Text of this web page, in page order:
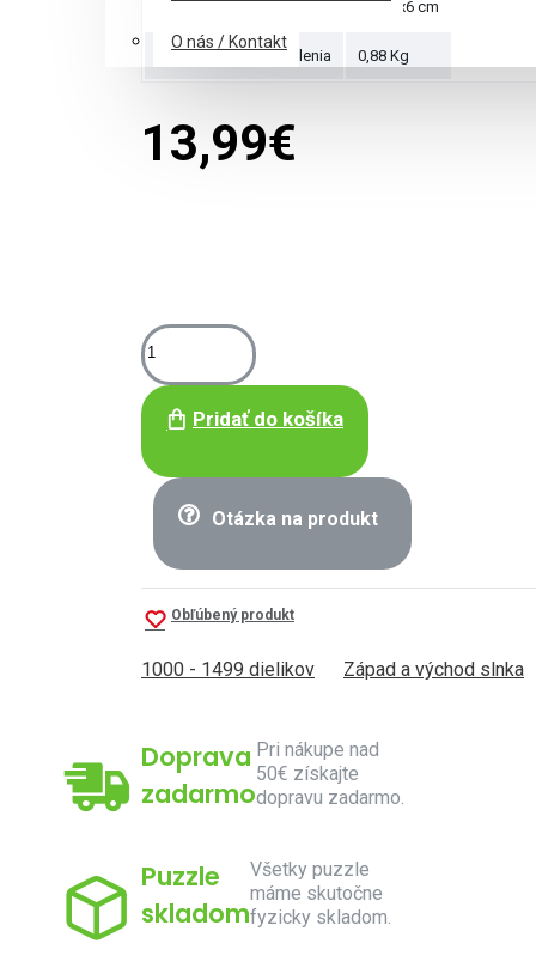
O nás / Kontakt
Rozmery krabice 37x27x6 cm
Hmotnosť puzzle balenia 0,88 Kg
13,99€
Pridať do košíka
Otázka na produkt
Obľúbený produkt
1000 - 1499 dielikov Západ a východ slnka
Doprava
zadarmo
Pri nákupe nad
50€ získajte
dopravu zadarmo.
Puzzle
skladom
Všetky puzzle
máme skutočne
fyzicky skladom.